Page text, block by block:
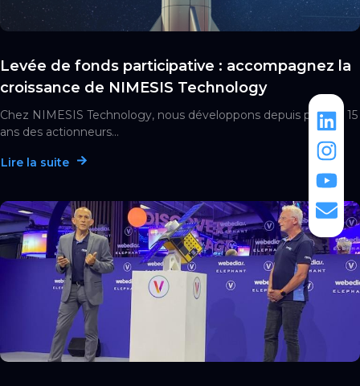
Levée de fonds participative : accompagnez la
croissance de NIMESIS Technology
Chez NIMESIS Technology, nous développons depuis plus de 15
ans des actionneurs...
Lire la suite